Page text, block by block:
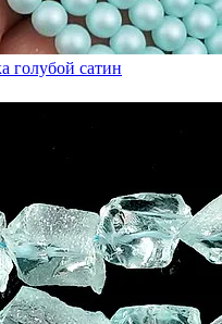
голубой сатин